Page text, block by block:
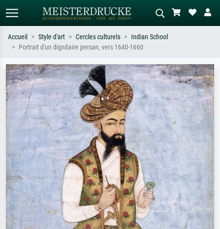
Recherchez par artiste, titre ou style –
ex. Monet, Nuit étoilée,
impressionnisme, vague de Hokusai,
nu.
Décrivez la scène – ex. prairie verte,
abstrait avec beaucoup de rouge,
tableau sombre, nu debout près d'un
arbre.
Accueil Style d'art Cercles culturels
Indian School
Portrait d'un dignitaire persan, vers 1640-1660